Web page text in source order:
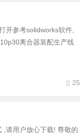
开参考solidworks软件,
离合器装配生产线
25
,请用户放心下载! 尊敬的